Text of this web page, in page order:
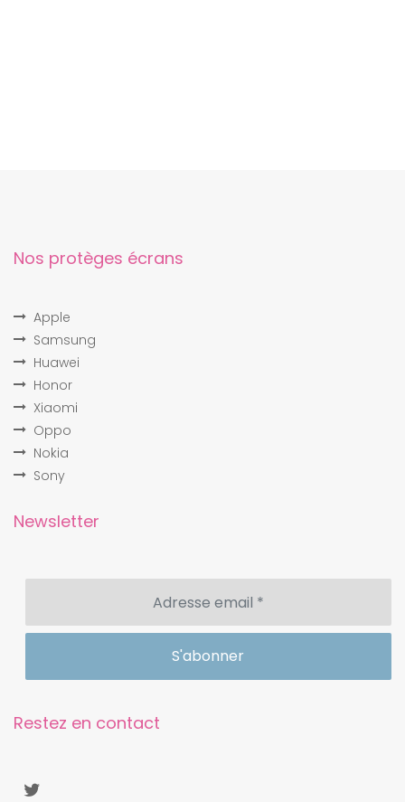
Nos protèges écrans
Apple
Samsung
Huawei
Honor
Xiaomi
Oppo
Nokia
Sony
Newsletter
Restez en contact